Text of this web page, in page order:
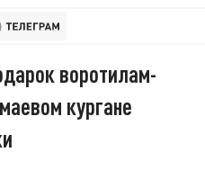
воротилам-
кургане